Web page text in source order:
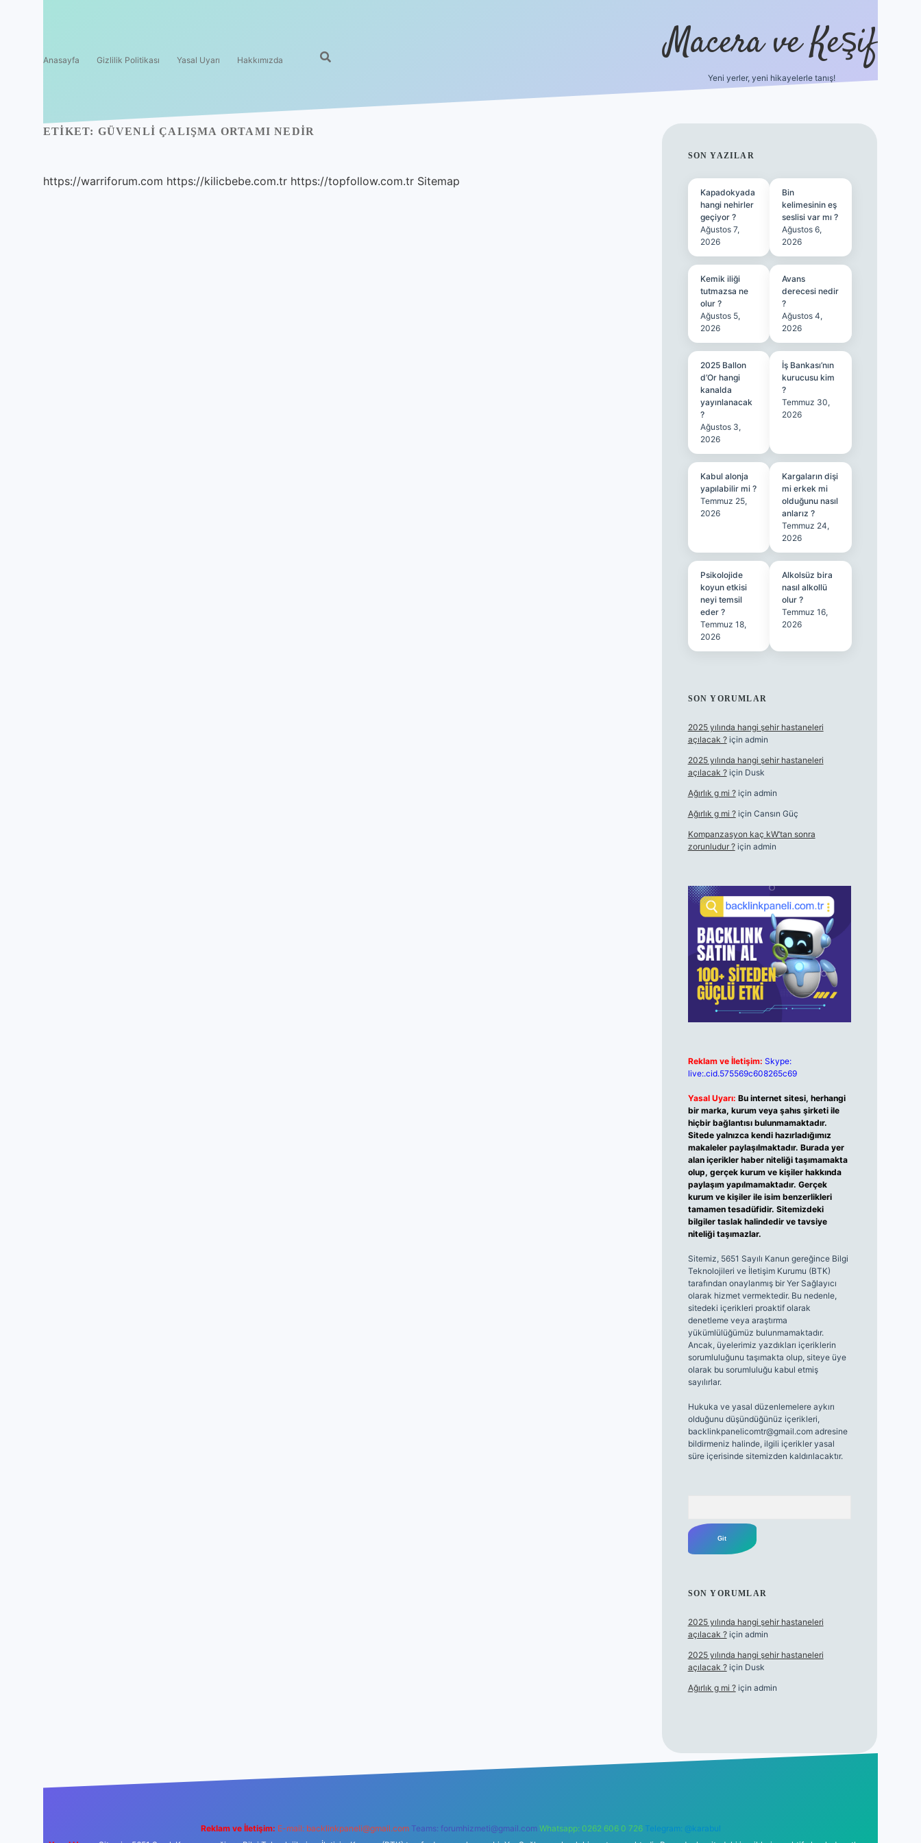
Anasayfa Gizlilik Politikası Yasal Uyarı Hakkımızda Macera ve Keşif
Yeni yerler, yeni hikayelerle tanış!
ETIKET: GÜVENLI ÇALIŞMA ORTAMI NEDIR
https://warriforum.com https://kilicbebe.com.tr https://topfollow.com.tr Sitemap
SIDEBAR
SON YAZILAR
Kapadokyada
hangi nehirler
geçiyor ?
Ağustos 7,
2026
Bin
kelimesinin eş
seslisi var mı ?
Ağustos 6,
2026
Kemik iliği
tutmazsa ne
olur ?
Ağustos 5,
2026
Avans
derecesi nedir
?
Ağustos 4,
2026
2025 Ballon
d’Or hangi
kanalda
yayınlanacak
?
Ağustos 3,
2026
İş Bankası’nın
kurucusu kim
?
Temmuz 30,
2026
Kabul alonja
yapılabilir mi ?
Temmuz 25,
2026
Kargaların dişi
mi erkek mi
olduğunu nasıl
anlarız ?
Temmuz 24,
2026
Psikolojide
koyun etkisi
neyi temsil
eder ?
Temmuz 18,
2026
Alkolsüz bira
nasıl alkollü
olur ?
Temmuz 16,
2026
SON YORUMLAR
2025 yılında hangi şehir hastaneleri
açılacak ?için admin
2025 yılında hangi şehir hastaneleri
açılacak ?için Dusk
Ağırlık g mi ?için admin
Ağırlık g mi ?için Cansın Güç
Kompanzasyon kaç kW’tan sonra
zorunludur ?için admin
Reklam ve İletişim: Skype:
live:.cid.575569c608265c69
Yasal Uyarı: Bu internet sitesi, herhangi
bir marka, kurum veya şahıs şirketi ile
hiçbir bağlantısı bulunmamaktadır.
Sitede yalnızca kendi hazırladığımız
makaleler paylaşılmaktadır. Burada yer
alan içerikler haber niteliği taşımamakta
olup, gerçek kurum ve kişiler hakkında
paylaşım yapılmamaktadır. Gerçek
kurum ve kişiler ile isim benzerlikleri
tamamen tesadüfidir. Sitemizdeki
bilgiler taslak halindedir ve tavsiye
niteliği taşımazlar.
Sitemiz, 5651 Sayılı Kanun gereğince Bilgi
Teknolojileri ve İletişim Kurumu (BTK)
tarafından onaylanmış bir Yer Sağlayıcı
olarak hizmet vermektedir. Bu nedenle,
sitedeki içerikleri proaktif olarak
denetleme veya araştırma
yükümlülüğümüz bulunmamaktadır.
Ancak, üyelerimiz yazdıkları içeriklerin
sorumluluğunu taşımakta olup, siteye üye
olarak bu sorumluluğu kabul etmiş
sayılırlar.
Hukuka ve yasal düzenlemelere aykırı
olduğunu düşündüğünüz içerikleri,
backlinkpanelicomtr@gmail.comadresine
bildirmeniz halinde, ilgili içerikler yasal
süre içerisinde sitemizden kaldırılacaktır.
SON YORUMLAR
2025 yılında hangi şehir hastaneleri
açılacak ?için admin
2025 yılında hangi şehir hastaneleri
açılacak ?için Dusk
Ağırlık g mi ?için admin
tulipbet giriş
Reklam ve İletişim: E-mail: backlinkpaneli@gmail.com Teams: forumhizmeti@gmail.com Whatsapp: 0262 606 0 726 Telegram: @karabul